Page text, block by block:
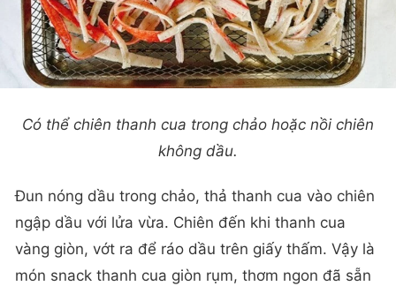
Có thể chiên thanh cua trong chảo hoặc nồi chiên
không dầu.
Đun nóng dầu trong chảo, thả thanh cua vào chiên
ngập dầu với lửa vừa. Chiên đến khi thanh cua
vàng giòn, vớt ra để ráo dầu trên giấy thấm. Vậy là
món snack thanh cua giòn rụm, thơm ngon đã sẵn